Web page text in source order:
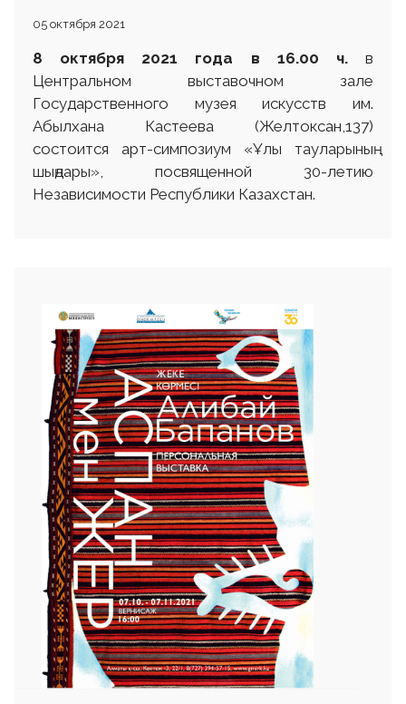
05 октября 2021
8 октября 2021 года в 16.00 ч.в
Центральном выставочном зале
Государственного музея искусств им.
Абылхана Кастеева (Желтоксан,137)
состоится арт-симпозиум «Ұлы тауларының
шыңдары», посвященной 30-летию
Независимости Республики Казахстан.